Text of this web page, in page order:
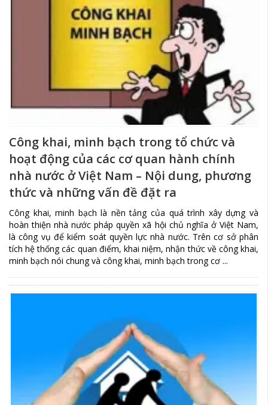
Công khai, minh bạch trong tổ chức và
hoạt động của các cơ quan hành chính
nhà nước ở Việt Nam – Nội dung, phương
thức và những vấn đề đặt ra
Công khai, minh bạch là nền tảng của quá trình xây dựng và
hoàn thiện nhà nước pháp quyền xã hội chủ nghĩa ở Việt Nam,
là công vụ để kiểm soát quyền lực nhà nước. Trên cơ sở phân
tích hệ thống các quan điểm, khai niệm, nhận thức về công khai,
minh bạch nói chung và công khai, minh bạch trong cơ ...